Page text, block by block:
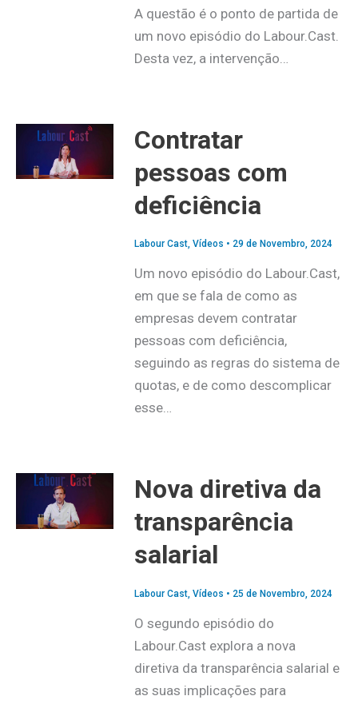
A questão é o ponto de partida de
um novo episódio do Labour.Cast.
Desta vez, a intervenção…
Contratar
pessoas com
deficiência
Labour Cast, Vídeos • 29 de Novembro, 2024
Um novo episódio do Labour.Cast,
em que se fala de como as
empresas devem contratar
pessoas com deficiência,
seguindo as regras do sistema de
quotas, e de como descomplicar
esse…
Nova diretiva da
transparência
salarial
Labour Cast, Vídeos • 25 de Novembro, 2024
O segundo episódio do
Labour.Cast explora a nova
diretiva da transparência salarial e
as suas implicações para